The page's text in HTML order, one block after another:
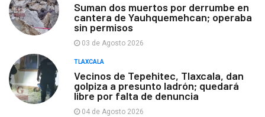
Suman dos muertos por derrumbe en
cantera de Yauhquemehcan; operaba
sin permisos
03 de Agosto 2026
TLAXCALA
Vecinos de Tepehitec, Tlaxcala, dan
golpiza a presunto ladrón; quedará
libre por falta de denuncia
04 de Agosto 2026